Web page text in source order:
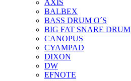
AXIS
BALBEX
BASS DRUM O´S
BIG FAT SNARE DRUM
CANOPUS
CYAMPAD
DIXON
DW
EFNOTE